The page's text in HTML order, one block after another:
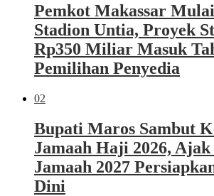
Pemkot Makassar
Stadion Untia, Proyek
Rp350 Miliar Masuk
Pemilihan Penyedia
02
Bupati Maros Sambut
Jamaah Haji 2026, Ajak
Jamaah 2027
Dini